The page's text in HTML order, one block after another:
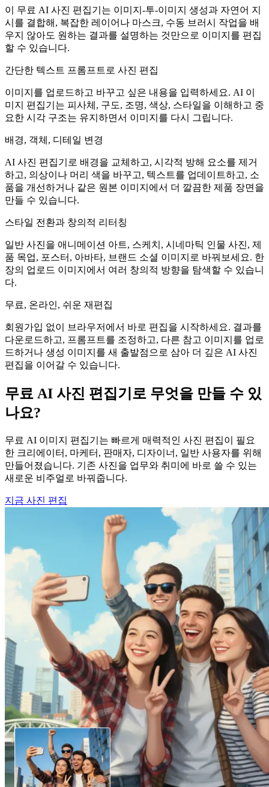
이 무료 AI 사진 편집기는 이미지-투-이미지 생성과 자연어 지
시를 결합해, 복잡한 레이어나 마스크, 수동 브러시 작업을 배
우지 않아도 원하는 결과를 설명하는 것만으로 이미지를 편집
할 수 있습니다.
간단한 텍스트 프롬프트로 사진 편집
이미지를 업로드하고 바꾸고 싶은 내용을 입력하세요. AI 이
미지 편집기는 피사체, 구도, 조명, 색상, 스타일을 이해하고 중
요한 시각 구조는 유지하면서 이미지를 다시 그립니다.
배경, 객체, 디테일 변경
AI 사진 편집기로 배경을 교체하고, 시각적 방해 요소를 제거
하고, 의상이나 머리 색을 바꾸고, 텍스트를 업데이트하고, 소
품을 개선하거나 같은 원본 이미지에서 더 깔끔한 제품 장면을
만들 수 있습니다.
스타일 전환과 창의적 리터칭
일반 사진을 애니메이션 아트, 스케치, 시네마틱 인물 사진, 제
품 목업, 포스터, 아바타, 브랜드 소셜 이미지로 바꿔보세요. 한
장의 업로드 이미지에서 여러 창의적 방향을 탐색할 수 있습니
다.
무료, 온라인, 쉬운 재편집
회원가입 없이 브라우저에서 바로 편집을 시작하세요. 결과를
다운로드하고, 프롬프트를 조정하고, 다른 참고 이미지를 업로
드하거나 생성 이미지를 새 출발점으로 삼아 더 깊은 AI 사진
편집을 이어갈 수 있습니다.
무료 AI 사진 편집기로 무엇을 만들 수 있
나요?
무료 AI 이미지 편집기는 빠르게 매력적인 사진 편집이 필요
한 크리에이터, 마케터, 판매자, 디자이너, 일반 사용자를 위해
만들어졌습니다. 기존 사진을 업무와 취미에 바로 쓸 수 있는
새로운 비주얼로 바꿔줍니다.
지금 사진 편집